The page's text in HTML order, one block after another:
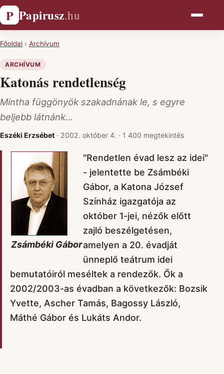
P Papirusz.hu
Főoldal › Archívum
ARCHÍVUM
Katonás rendetlenség
Mintha függönyök szakadnának le, s egyre
beljebb látnánk...
Eszéki Erzsébet · 2002. október 4. · 1 400 megtekintés
Zsámbéki Gábor
"Rendetlen évad lesz az idei"
- jelentette be Zsámbéki
Gábor, a Katona József
Színház igazgatója az
október 1-jei, nézők előtt
zajló beszélgetésen,
amelyen a 20. évadját
ünneplő teátrum idei
bemutatóiról meséltek a rendezők. Ők a
2002/2003-as évadban a következők: Bozsik
Yvette, Ascher Tamás, Bagossy László,
Máthé Gábor és Lukáts Andor.